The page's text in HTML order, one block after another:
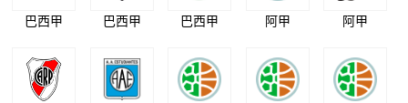
巴西甲 巴西甲 巴西甲 阿甲 阿甲